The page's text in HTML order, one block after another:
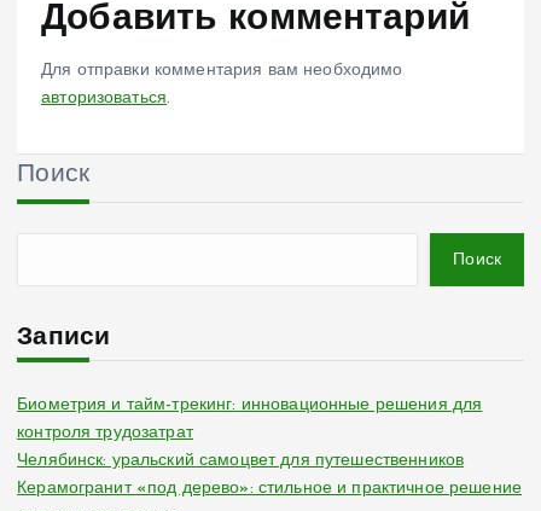
Добавить комментарий
Для отправки комментария вам необходимо
авторизоваться.
Поиск
Поиск
Записи
Биометрия и тайм-трекинг: инновационные решения для
контроля трудозатрат
Челябинск: уральский самоцвет для путешественников
Керамогранит «под дерево»: стильное и практичное решение